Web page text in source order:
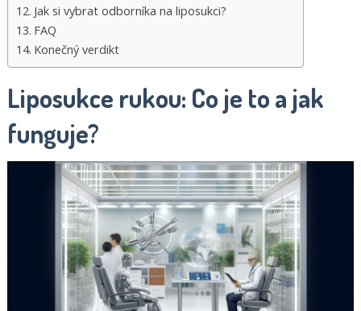
Jak si vybrat odborníka na liposukci?
FAQ
Konečný verdikt
Liposukce rukou: Co je to a jak
funguje?